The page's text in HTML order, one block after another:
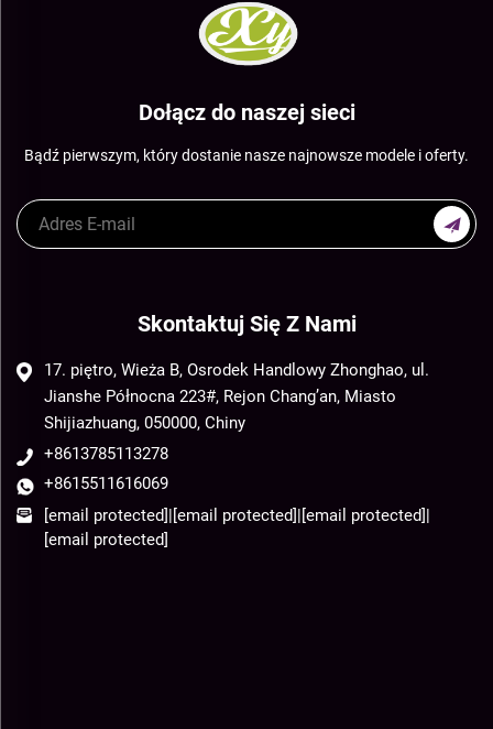
Dołącz do naszej sieci
Bądź pierwszym, który dostanie nasze najnowsze modele i oferty.
Skontaktuj Się Z Nami
17. piętro, Wieża B, Osrodek Handlowy Zhonghao, ul.
Jianshe Północna 223#, Rejon Chang’an, Miasto
Shijiazhuang, 050000, Chiny
+8613785113278
+8615511616069
[email protected]|[email protected]|[email protected]|
[email protected]